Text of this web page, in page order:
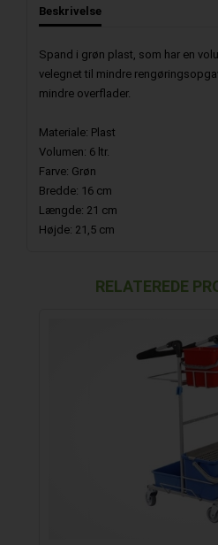
Beskrivelse
Spand i grøn plast, som har en
velegnet til mindre
mindre overflader.
Materiale: Plast
Volumen: 6 ltr.
Farve: Grøn
Bredde: 16 cm
Længde: 21 cm
Højde: 21,5 cm
RELATEREDE